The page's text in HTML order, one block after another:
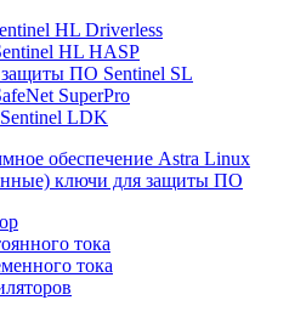
HL Driverless
HL HASP
ПО Sentinel SL
SuperPro
LDK
обеспечение Astra Linux
ключи для защиты ПО
тока
тока